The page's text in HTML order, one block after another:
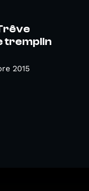
tremplin
2015